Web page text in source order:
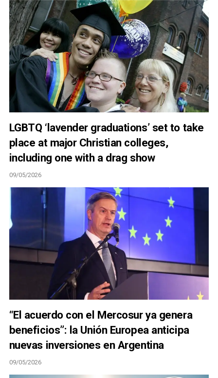
LGBTQ ‘lavender graduations’ set to take
place at major Christian colleges,
including one with a drag show
09/05/2026
“El acuerdo con el Mercosur ya genera
beneficios”: la Unión Europea anticipa
nuevas inversiones en Argentina
09/05/2026